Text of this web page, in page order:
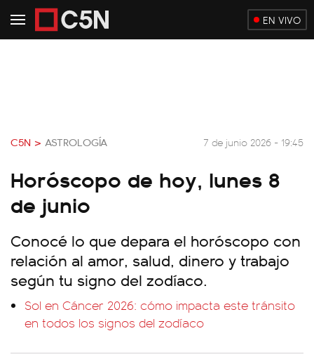
EN VIVO
C5N > ASTROLOGÍA 7 de junio 2026 - 19:45
Horóscopo de hoy, lunes 8
de junio
Conocé lo que depara el horóscopo con
relación al amor, salud, dinero y trabajo
según tu signo del zodíaco.
Sol en Cáncer 2026: cómo impacta este tránsito
en todos los signos del zodíaco